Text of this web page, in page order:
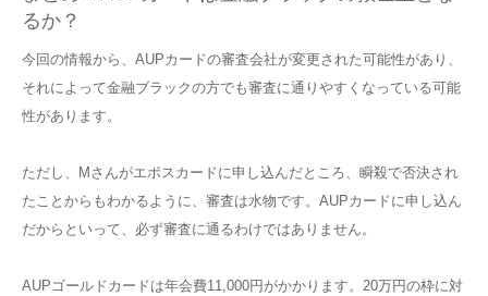
るか？
今回の情報から、AUPカードの審査会社が変更された可能性があり、
それによって金融ブラックの方でも審査に通りやすくなっている可能
性があります。
ただし、Mさんがエポスカードに申し込んだところ、瞬殺で否決され
たことからもわかるように、審査は水物です。AUPカードに申し込ん
だからといって、必ず審査に通るわけではありません。
AUPゴールドカードは年会費11,000円がかかります。20万円の枠に対